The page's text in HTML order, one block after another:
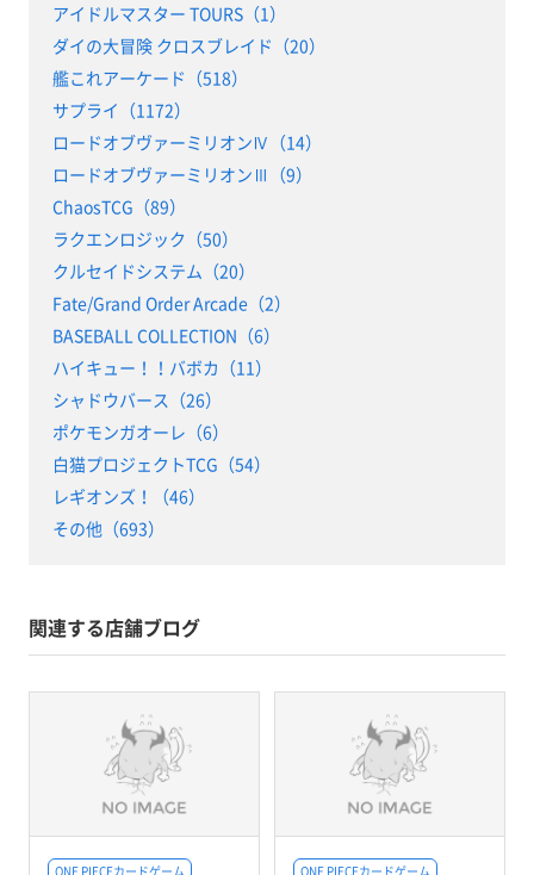
アイドルマスター TOURS（1）
ダイの大冒険 クロスブレイド（20）
艦これアーケード（518）
サプライ（1172）
ロードオブヴァーミリオンⅣ（14）
ロードオブヴァーミリオンⅢ（9）
ChaosTCG（89）
ラクエンロジック（50）
クルセイドシステム（20）
Fate/Grand Order Arcade（2）
BASEBALL COLLECTION（6）
ハイキュー！！バボカ（11）
シャドウバース（26）
ポケモンガオーレ（6）
白猫プロジェクトTCG（54）
レギオンズ！（46）
その他（693）
関連する店舗ブログ
ONE PIECEカードゲーム ONE PIECEカードゲーム